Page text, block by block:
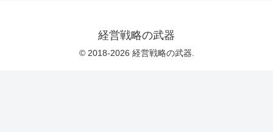
経営戦略の武器
© 2018-2026 経営戦略の武器.